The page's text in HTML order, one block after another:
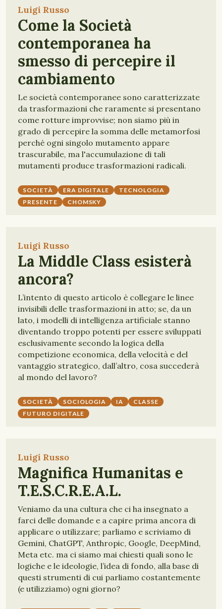
Luigi Russo
Come la Società
contemporanea ha
smesso di percepire il
cambiamento
Le società contemporanee sono caratterizzate
da trasformazioni che raramente si presentano
come rotture improvvise; non siamo più in
grado di percepire la somma delle metamorfosi
perché ogni singolo mutamento appare
trascurabile, ma l'accumulazione di tali
mutamenti produce trasformazioni radicali.
SOCIETÀ ERA DIGITALE
TECNOLOGIA
PRESENTE
CHOMSKY
Luigi Russo
La Middle Class esisterà
ancora?
L’intento di questo articolo è collegare le linee
invisibili delle trasformazioni in atto; se, da un
lato, i modelli di intelligenza artificiale stanno
diventando troppo potenti per essere sviluppati
esclusivamente secondo la logica della
competizione economica, della velocità e del
vantaggio strategico, dall’altro, cosa succederà
al mondo del lavoro?
SOCIETÀ SOCIOLOGIA IA
CLASSE
FUTURO DIGITALE
Luigi Russo
Magnifica Humanitas e
T.E.S.C.R.E.A.L.
Veniamo da una cultura che ci ha insegnato a
farci delle domande e a capire prima ancora di
applicare o utilizzare; parliamo e scriviamo di
Gemini, ChatGPT, Anthropic, Google, DeepMind,
Meta etc. ma ci siamo mai chiesti quali sono le
logiche e le ideologie, l’idea di fondo, alla base di
questi strumenti di cui parliamo costantemente
(e utilizziamo) ogni giorno?